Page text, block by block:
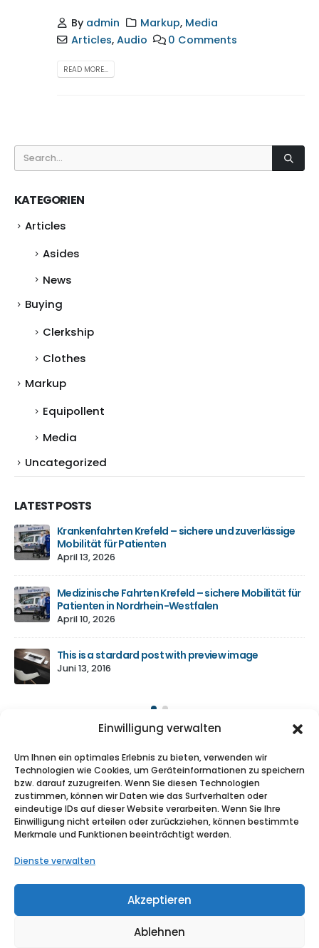
Einwilligung verwalten
Um Ihnen ein optimales Erlebnis zu bieten, verwenden wir
Technologien wie Cookies, um Geräteinformationen zu speichern
bzw. darauf zuzugreifen. Wenn Sie diesen Technologien
zustimmen, können wir Daten wie das Surfverhalten oder
eindeutige IDs auf dieser Website verarbeiten. Wenn Sie Ihre
Einwilligung nicht erteilen oder zurückziehen, können bestimmte
Merkmale und Funktionen beeinträchtigt werden.
Dienste verwalten
Akzeptieren
Ablehnen
By admin Markup, Media
Articles,Audio 0 Comments
READ MORE...
KATEGORIEN
Articles
Asides
News
Buying
Clerkship
Clothes
Markup
Equipollent
Media
Uncategorized
LATEST POSTS
Krankenfahrten Krefeld – sichere und zuverlässige
Mobilität für Patienten
April 13, 2026
Medizinische Fahrten Krefeld – sichere Mobilität für
Patienten in Nordrhein-Westfalen
April 10, 2026
This is a stardard post with preview image
Juni 13, 2016
ABOUT US
Nulla nunc dui, tristique in semper vel, congue sed
ligula. Nam dolor ligula, faucibus id sodales in,
auctor fringilla libero. Nulla nunc dui, tristique in
semper vel. Nam dolor ligula, faucibus id sodales
© Copyright © 2025 Medekon Krankenfahrten. Alle Rechte